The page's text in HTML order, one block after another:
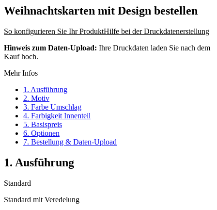
Weihnachtskarten mit Design bestellen
So konfigurieren Sie Ihr ProduktHilfe bei der Druckdatenerstellung
Hinweis zum Daten-Upload: Ihre Druckdaten laden Sie nach dem
Kauf hoch.
Mehr Infos
1. Ausführung
2. Motiv
3. Farbe Umschlag
4. Farbigkeit Innenteil
5. Basispreis
6. Optionen
7. Bestellung & Daten-Upload
1. Ausführung
Standard
Standard mit Veredelung